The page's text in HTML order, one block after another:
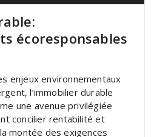
écoresponsables
enjeux environnementaux
l’immobilier durable
une avenue privilégiée
concilier rentabilité et
montée des exigences